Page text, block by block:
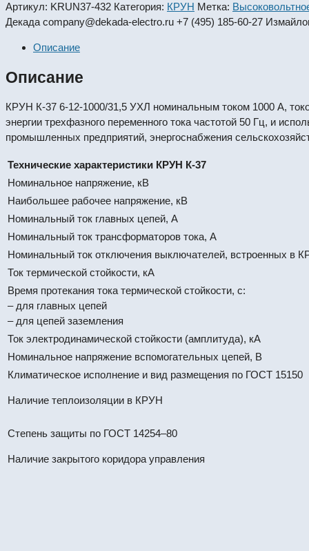
Артикул: KRUN37-432 Категория: КРУН Метка:
Декада company@dekada-electro.ru +7 (495) 185-60-27
Описание
Описание
КРУН К-37 6-12-1000/31,5 УХЛ номинальным током 1000 А,
энергии трехфазного переменного тока частотой 50 Гц, и
промышленных предприятий, энергоснабжения
Технические характеристики КРУН К-37
Номинальное напряжение, кВ
Наибольшее рабочее напряжение, кВ
Номинальный ток главных цепей, А
Номинальный ток трансформаторов тока, А
Номинальный ток отключения выключателей, встроенных в
Ток термической стойкости, кА
Время протекания тока термической стойкости, с:
– для главных цепей
– для цепей заземления
Ток электродинамической стойкости (амплитуда), кА
Номинальное напряжение вспомогательных цепей, В
Климатическое исполнение и вид размещения по ГОСТ 15150
Наличие теплоизоляции в КРУН
Степень защиты по ГОСТ 14254–80
Наличие закрытого коридора управления